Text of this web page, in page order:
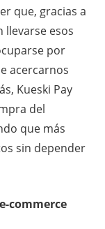
que, gracias a
llevarse esos
por
acercarnos
Kueski Pay
del
que más
sin depender
commerce